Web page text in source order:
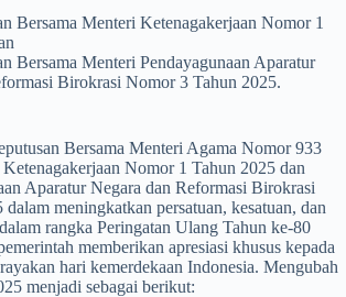
Bersama Menteri Ketenagakerjaan Nomor 1
Bersama Menteri Pendayagunaan Aparatur
Birokrasi Nomor 3 Tahun 2025.
Bersama Menteri Agama Nomor 933
Nomor 1 Tahun 2025 dan
Aparatur Negara dan Reformasi Birokrasi
meningkatkan persatuan, kesatuan, dan
rangka Peringatan Ulang Tahun ke-80
memberikan apresiasi khusus kepada
hari kemerdekaan Indonesia. Mengubah
menjadi sebagai berikut: